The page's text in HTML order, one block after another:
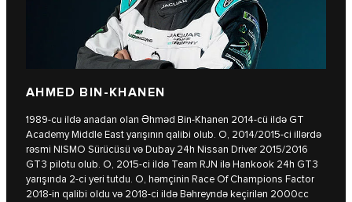
AHMED BIN-KHANEN
1989-cu ildə anadan olan Əhməd Bin-Khanen 2014-cü ildə GT
Academy Middle East yarışının qalibi olub. O, 2014/2015-ci illərdə
rəsmi NISMO Sürücüsü və Dubay 24h Nissan Driver 2015/2016
GT3 pilotu olub. O, 2015-ci ildə Team RJN ilə Hankook 24h GT3
yarışında 2-ci yeri tutdu. O, həmçinin Race Of Champions Factor
2018-in qalibi oldu və 2018-ci ildə Bəhreyndə keçirilən 2000cc